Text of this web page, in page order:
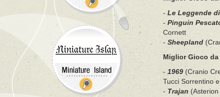
- Le Leggende
- Pinguin
Cornett
- Sheepland
Miglior Gioco
- 1969 (Cranio
Tucci Sorrentino
- Trajan